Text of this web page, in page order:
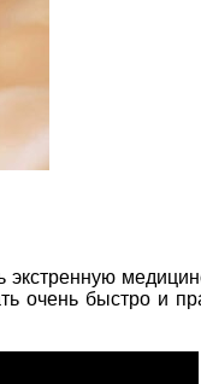
очень быстро и